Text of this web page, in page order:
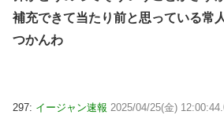
補充できて当たり前と思っている常
つかんわ
297: イージャン速報 2025/04/25(金)